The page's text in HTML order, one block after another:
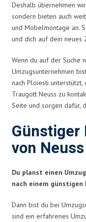
Deshalb übernehmen
sondern bieten auch
und Möbelmontage an.
und dich auf dein neues
Wenn du auf der Suche
Umzugsunternehmen
nach Ploiesti
Traugott Neuss zu
Seite und sorgen dafür,
von
Du planst einen
nach einem günstigen
Dann bist du bei
sind ein erfahrenes